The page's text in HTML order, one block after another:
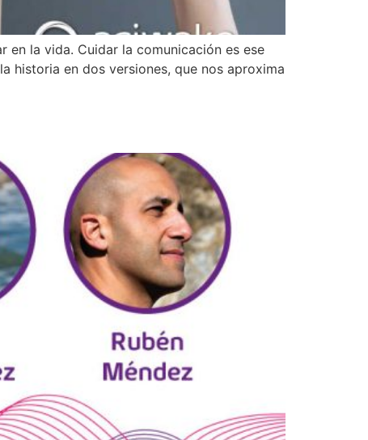
en la vida. Cuidar la comunicación es ese
historia en dos versiones, que nos aproxima